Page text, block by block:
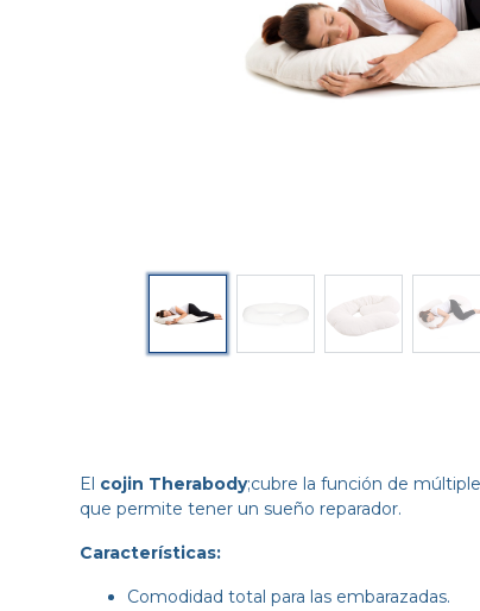
El cojin Therabody;cubre la función de
que permite tener un sueño reparador.
Características:
Comodidad total para las embarazadas.